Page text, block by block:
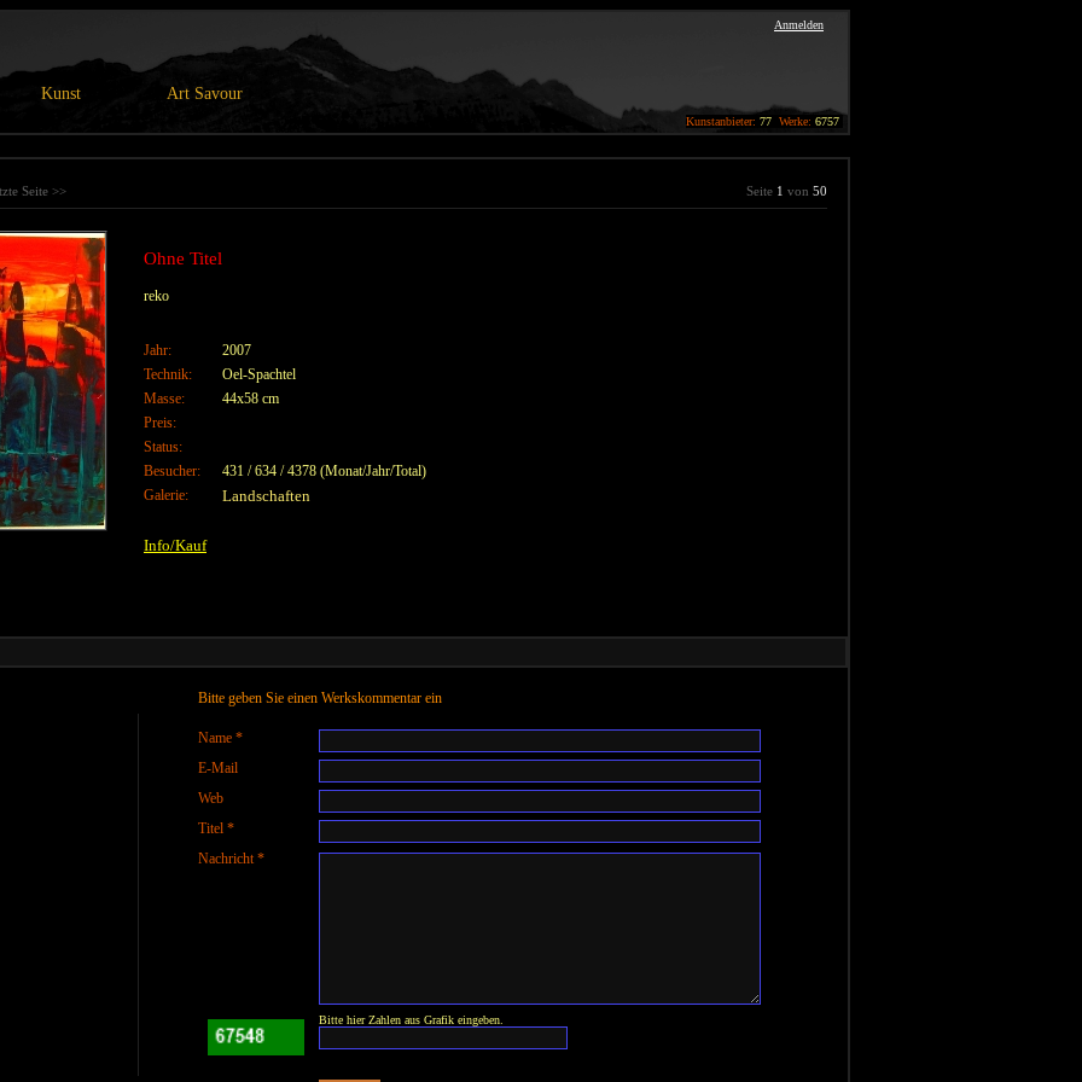
Kunst Art Savour
Anmelden
Kunstanbieter: 77 Werke: 6757
Seite >> Seite 1 von 50
Ohne Titel
reko
Jahr:
2007
Technik:
Oel-Spachtel
Masse:
44x58 cm
Preis:
Status:
Besucher:
431 / 634 / 4378 (Monat/Jahr/Total)
Galerie:
Landschaften
Info/Kauf
Bitte geben Sie einen Werkskommentar ein
Name *
E-Mail
Web
Titel *
Nachricht *
Bitte hier Zahlen aus Grafik eingeben.